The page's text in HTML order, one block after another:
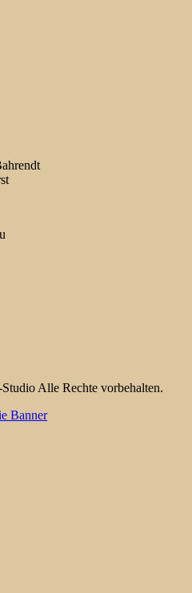
Alle Rechte vorbehalten.
Banner